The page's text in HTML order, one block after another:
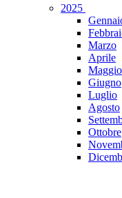
2025
Marzo
Aprile
Maggio
Giugno
Luglio
Agosto
Ottobre